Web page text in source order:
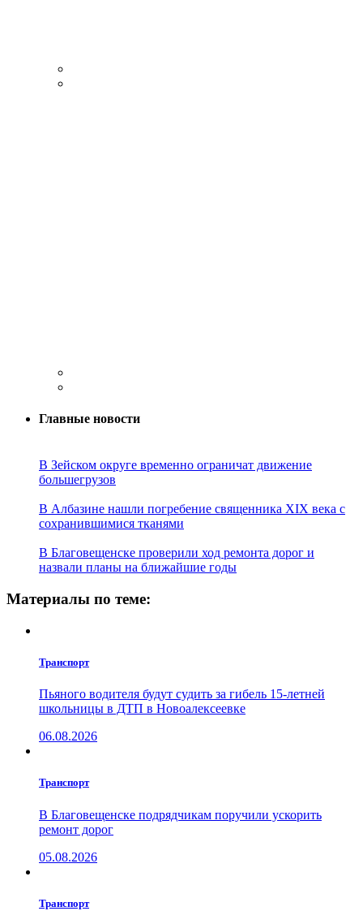
Главные новости
В Зейском округе временно ограничат движение
большегрузов
В Албазине нашли погребение священника XIX века с
сохранившимися тканями
В Благовещенске проверили ход ремонта дорог и
назвали планы на ближайшие годы
Материалы по теме:
Транспорт
Пьяного водителя будут судить за гибель 15-летней
школьницы в ДТП в Новоалексеевке
06.08.2026
Транспорт
В Благовещенске подрядчикам поручили ускорить
ремонт дорог
05.08.2026
Транспорт